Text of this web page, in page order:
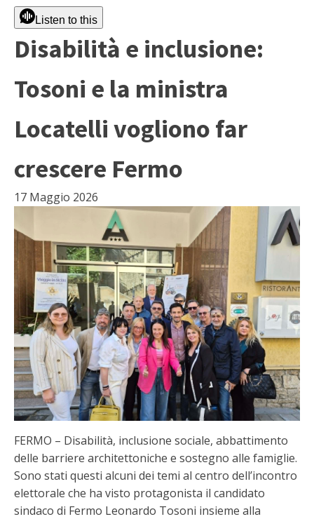
Listen to this
Disabilità e inclusione:
Tosoni e la ministra
Locatelli vogliono far
crescere Fermo
17 Maggio 2026
FERMO – Disabilità, inclusione sociale, abbattimento
delle barriere architettoniche e sostegno alle famiglie.
Sono stati questi alcuni dei temi al centro dell’incontro
elettorale che ha visto protagonista il candidato
sindaco di Fermo Leonardo Tosoni insieme alla